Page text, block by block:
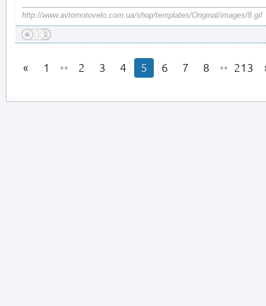
http://www.avtomotovelo.com.ua/shop/templates/Original/images/8.gif
1 •• 2 3 4 5 6 7 8 •• 213